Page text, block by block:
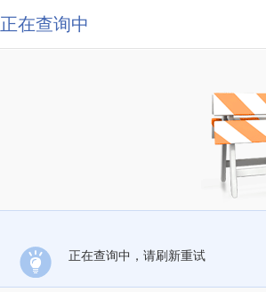
正在查询中
正在查询中，请刷新重试